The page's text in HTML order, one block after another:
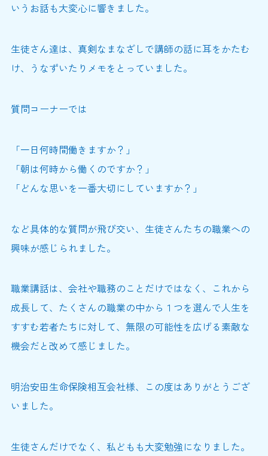
いうお話も大変心に響きました。
生徒さん達は、真剣なまなざしで講師の話に耳をかたむ
け、うなずいたりメモをとっていました。
質問コーナーでは
「一日何時間働きますか？」
「朝は何時から働くのですか？」
「どんな思いを一番大切にしていますか？」
など具体的な質問が飛び交い、生徒さんたちの職業への
興味が感じられました。
職業講話は、会社や職務のことだけではなく、これから
成長して、たくさんの職業の中から１つを選んで人生を
すすむ若者たちに対して、無限の可能性を広げる素敵な
機会だと改めて感じました。
明治安田生命保険相互会社様、この度はありがとうござ
いました。
生徒さんだけでなく、私どもも大変勉強になりました。